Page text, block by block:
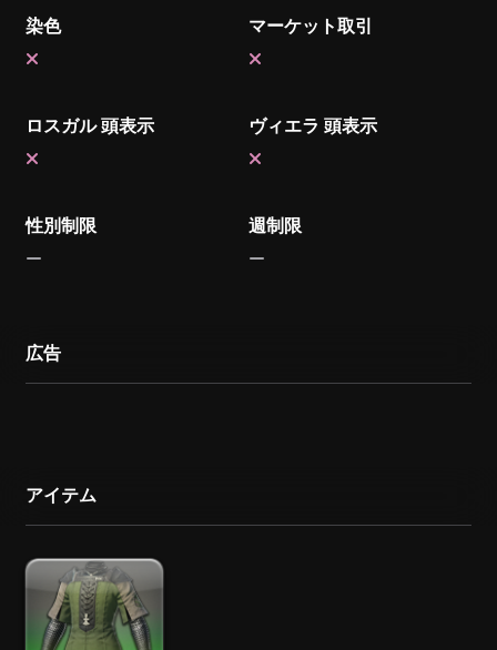
染色 マーケット取引
ロスガル 頭表示 ヴィエラ 頭表示
性別制限 週制限
広告
アイテム